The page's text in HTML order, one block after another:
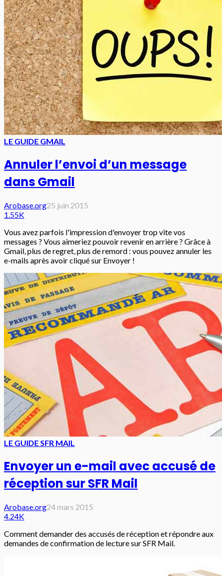
LE GUIDE GMAIL
Annuler l’envoi d’un message
dans Gmail
Arobase.org25 juin 2015
1.55K
Vous avez parfois l'impression d'envoyer trop vite vos
messages ? Vous aimeriez pouvoir revenir en arrière ? Grâce à
Gmail, plus de regret, plus de remord : vous pouvez annuler les
e-mails après avoir cliqué sur Envoyer !
LE GUIDE SFR MAIL
Envoyer un e-mail avec accusé de
réception sur SFR Mail
Arobase.org24 mars 2015
4.24K
Comment demander des accusés de réception et répondre aux
demandes de confirmation de lecture sur SFR Mail.